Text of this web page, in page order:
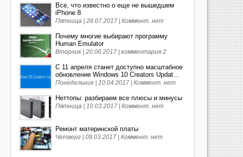
Все, что известно о еще не вышедшем
iPhone 8
Пятница | 28.07.2017 | Коммент. нет
Почему многие выбирают программу
Human Emulator
Вторник | 20.06.2017 | комментария 2
С 11 апреля станет доступно масштабное
обновление Windows 10 Creators Updat...
Понедельник | 10.04.2017 | Коммент. нет
Неттопы: разбираем все плюсы и минусы
Пятница | 10.03.2017 | Коммент. нет
Ремонт материнской платы
Четверг | 09.03.2017 | Коммент. нет